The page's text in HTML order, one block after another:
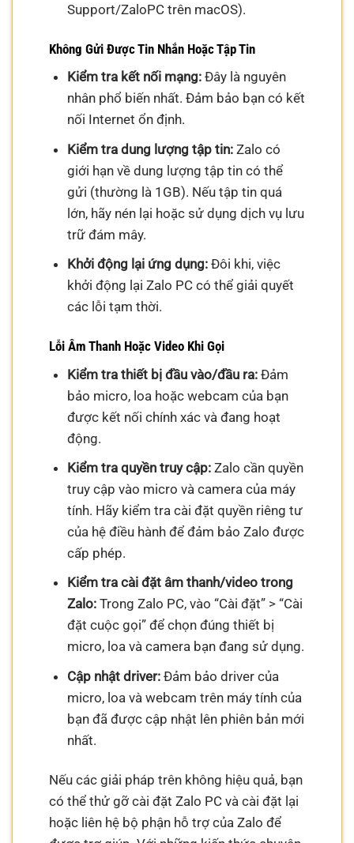
Support/ZaloPC trên macOS).
Không Gửi Được Tin Nhắn Hoặc Tập Tin
Kiểm tra kết nối mạng:Đây là nguyên
nhân phổ biến nhất. Đảm bảo bạn có kết
nối Internet ổn định.
Kiểm tra dung lượng tập tin:Zalo có
giới hạn về dung lượng tập tin có thể
gửi (thường là 1GB). Nếu tập tin quá
lớn, hãy nén lại hoặc sử dụng dịch vụ lưu
trữ đám mây.
Khởi động lại ứng dụng:Đôi khi, việc
khởi động lại Zalo PC có thể giải quyết
các lỗi tạm thời.
Lỗi Âm Thanh Hoặc Video Khi Gọi
Kiểm tra thiết bị đầu vào/đầu ra:Đảm
bảo micro, loa hoặc webcam của bạn
được kết nối chính xác và đang hoạt
động.
Kiểm tra quyền truy cập:Zalo cần quyền
truy cập vào micro và camera của máy
tính. Hãy kiểm tra cài đặt quyền riêng tư
của hệ điều hành để đảm bảo Zalo được
cấp phép.
Kiểm tra cài đặt âm thanh/video trong
Zalo:Trong Zalo PC, vào “Cài đặt” > “Cài
đặt cuộc gọi” để chọn đúng thiết bị
micro, loa và camera bạn đang sử dụng.
Cập nhật driver:Đảm bảo driver của
micro, loa và webcam trên máy tính của
bạn đã được cập nhật lên phiên bản mới
nhất.
Nếu các giải pháp trên không hiệu quả, bạn
có thể thử gỡ cài đặt Zalo PC và cài đặt lại
hoặc liên hệ bộ phận hỗ trợ của Zalo để